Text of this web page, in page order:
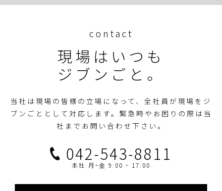
contact
現場はいつも
ジブンごと。
当社は現場の皆様の立場になって、全社員が現場をジ
ブンごととして対応します。 緊急時やお困りの際は当
社までお問い合わせ下さい。
042-543-8811
本社 月~金 9:00 ~ 17:00